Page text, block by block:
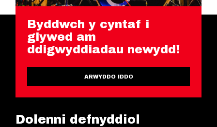
Byddwch y cyntaf i
glywed am
ddigwyddiadau newydd!
ARWYDDO IDDO
Dolenni defnyddiol